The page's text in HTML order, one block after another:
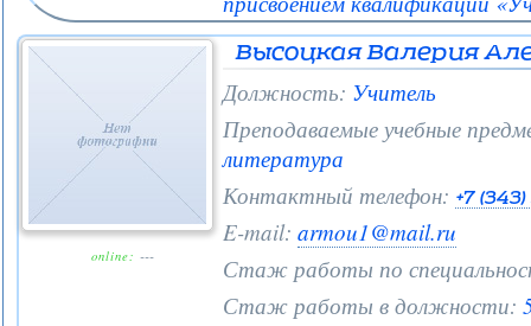
online: ---
Высоцкая Валерия
Должность: Учитель
Преподаваемые учебные
литература
Контактный телефон: +7
E-mail: armou1@mail.ru
Стаж работы по
Стаж работы в должности: